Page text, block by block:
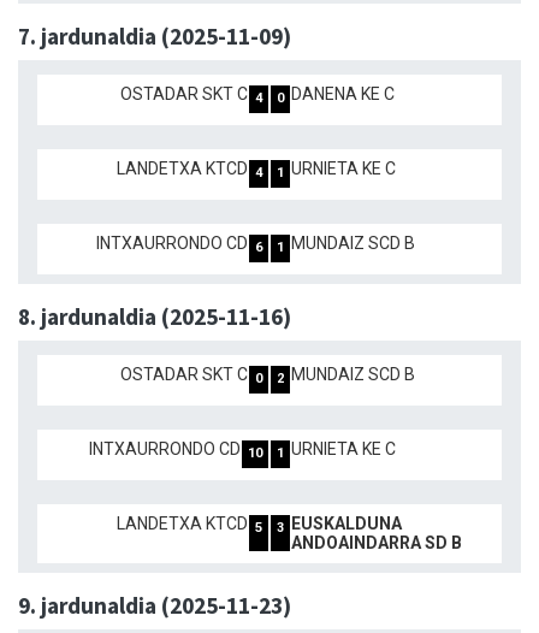
7. jardunaldia (2025-11-09)
OSTADAR SKT C 4 0 DANENA KE C
LANDETXA KTCD 4 1 URNIETA KE C
INTXAURRONDO CD 6 1 MUNDAIZ SCD B
8. jardunaldia (2025-11-16)
OSTADAR SKT C 0 2 MUNDAIZ SCD B
INTXAURRONDO CD 10 1 URNIETA KE C
LANDETXA KTCD 5 3
EUSKALDUNA
ANDOAINDARRA SD B
9. jardunaldia (2025-11-23)